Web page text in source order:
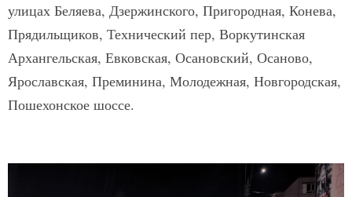
улицах Беляева, Дзержинского, Пригородная, Конева,
Прядильщиков, Технический пер, Воркутинская
Архангельская, Евковская, Осановский, Осаново,
Ярославская, Преминина, Молодежная, Новгородская,
Пошехонское шоссе.